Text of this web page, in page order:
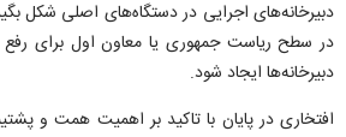
دبیرخانه‌های اجرایی در دستگاه‌های اصلی شکل
در سطح ریاست جمهوری یا معاون اول برای رفع
دبیرخانه‌ها ایجاد شود.
افتخاری در پایان با تاکید بر اهمیت همت و